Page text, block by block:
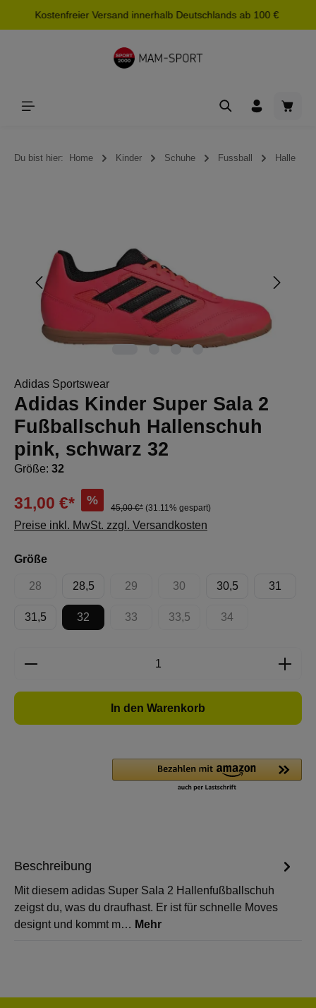
springen
Kostenfreier Versand innerhalb Deutschlands ab 100 €
Du bist hier: Home Kinder Schuhe Fussball Halle
Adidas Sportswear
Adidas Kinder Super Sala 2
Fußballschuh Hallenschuh
pink, schwarz 32
Größe: 32
31,00 €* %
45,00 €* (31.11% gespart)
Preise inkl. MwSt. zzgl. Versandkosten
Größeauswählen
28
(Diese Option ist zurzeit nicht verfügbar.)
28,5 29
(Diese Option ist zurzeit nicht verfügbar.)
30
(Diese Option ist zurzeit nicht
30,5 31
31,5 32 33
(Diese Option ist zurzeit nicht verfügbar.)
33,5
(Diese Option ist zurzeit nicht
34
(Diese Option ist
Produkt Anzahl: Gib den gewünschten
In den Warenkorb
Beschreibung
Mit diesem adidas Super Sala 2 Hallenfußballschuh
zeigst du, was du draufhast. Er ist für schnelle Moves
designt und kommt m… Mehr